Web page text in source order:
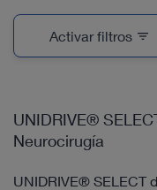
UNIDRIVE®
Neurocirugía
UNIDRIVE® SELECT
Activar filtros filter_list